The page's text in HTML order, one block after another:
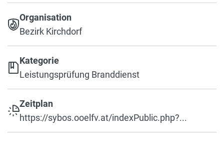
Organisation
Bezirk Kirchdorf
Kategorie
Leistungsprüfung Branddienst
Zeitplan
https://sybos.ooelfv.at/indexPublic.php?...